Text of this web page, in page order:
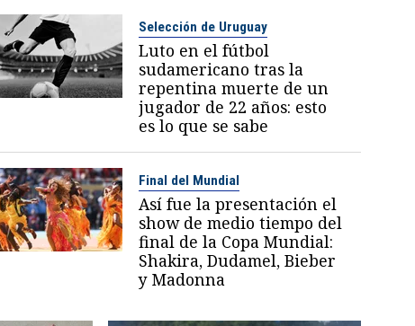
Selección de Uruguay
Luto en el fútbol
sudamericano tras la
repentina muerte de un
jugador de 22 años: esto
es lo que se sabe
Final del Mundial
Así fue la presentación el
show de medio tiempo del
final de la Copa Mundial:
Shakira, Dudamel, Bieber
y Madonna